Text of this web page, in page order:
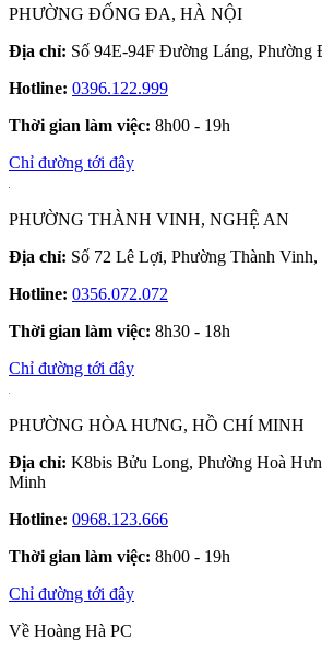
PHƯỜNG ĐỐNG ĐA, HÀ NỘI
Địa chỉ: Số 94E-94F Đường Láng,
Hotline: 0396.122.999
Thời gian làm việc: 8h00 - 19h
Chỉ đường tới đây
PHƯỜNG THÀNH VINH, NGHỆ AN
Địa chỉ: Số 72 Lê Lợi, Phường Thành Vinh,
Hotline: 0356.072.072
Thời gian làm việc: 8h30 - 18h
Chỉ đường tới đây
PHƯỜNG HÒA HƯNG, HỒ CHÍ MINH
Địa chỉ: K8bis Bửu Long, Phường Hoà
Minh
Hotline: 0968.123.666
Thời gian làm việc: 8h00 - 19h
Chỉ đường tới đây
Về Hoàng Hà PC